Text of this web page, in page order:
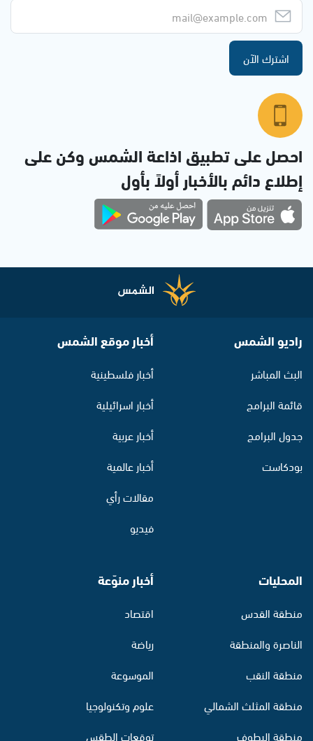
اشترك الآن
احصل على تطبيق اذاعة الشمس وكن على
إطلاع دائم بالأخبار أولاً بأول
راديو الشمس
البث المباشر
قائمة البرامج
جدول البرامج
بودكاست
أخبار موقع الشمس
أخبار فلسطينية
أخبار اسرائيلية
أخبار عربية
أخبار عالمية
مقالات رأي
فيديو
المحليات
منطقة القدس
الناصرة والمنطقة
منطقة النقب
منطقة المثلث الشمالي
منطقة البطوف
أخبار منوّعة
اقتصاد
رياضة
الموسوعة
علوم وتكنولوجيا
توقعات الطقس